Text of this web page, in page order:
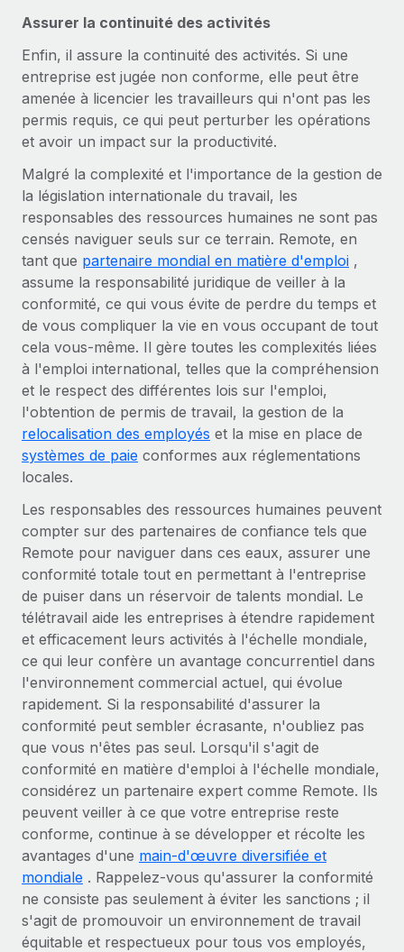
Assurer la continuité des activités
Enfin, il assure la continuité des activités. Si une
entreprise est jugée non conforme, elle peut être
amenée à licencier les travailleurs qui n'ont pas les
permis requis, ce qui peut perturber les opérations
et avoir un impact sur la productivité.
Malgré la complexité et l'importance de la gestion de
la législation internationale du travail, les
responsables des ressources humaines ne sont pas
censés naviguer seuls sur ce terrain. Remote, en
tant que partenaire mondial en matière d'emploi ,
assume la responsabilité juridique de veiller à la
conformité, ce qui vous évite de perdre du temps et
de vous compliquer la vie en vous occupant de tout
cela vous-même. Il gère toutes les complexités liées
à l'emploi international, telles que la compréhension
et le respect des différentes lois sur l'emploi,
l'obtention de permis de travail, la gestion de la
relocalisation des employés et la mise en place de
systèmes de paie conformes aux réglementations
locales.
Les responsables des ressources humaines peuvent
compter sur des partenaires de confiance tels que
Remote pour naviguer dans ces eaux, assurer une
conformité totale tout en permettant à l'entreprise
de puiser dans un réservoir de talents mondial. Le
télétravail aide les entreprises à étendre rapidement
et efficacement leurs activités à l'échelle mondiale,
ce qui leur confère un avantage concurrentiel dans
l'environnement commercial actuel, qui évolue
rapidement. Si la responsabilité d'assurer la
conformité peut sembler écrasante, n'oubliez pas
que vous n'êtes pas seul. Lorsqu'il s'agit de
conformité en matière d'emploi à l'échelle mondiale,
considérez un partenaire expert comme Remote. Ils
peuvent veiller à ce que votre entreprise reste
conforme, continue à se développer et récolte les
avantages d'une main-d'œuvre diversifiée et
mondiale . Rappelez-vous qu'assurer la conformité
ne consiste pas seulement à éviter les sanctions ; il
s'agit de promouvoir un environnement de travail
équitable et respectueux pour tous vos employés,